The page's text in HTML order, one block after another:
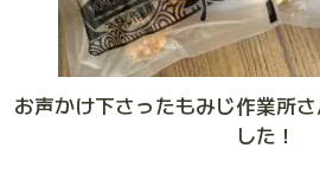
お声かけ下さったもみじ作業所
した！